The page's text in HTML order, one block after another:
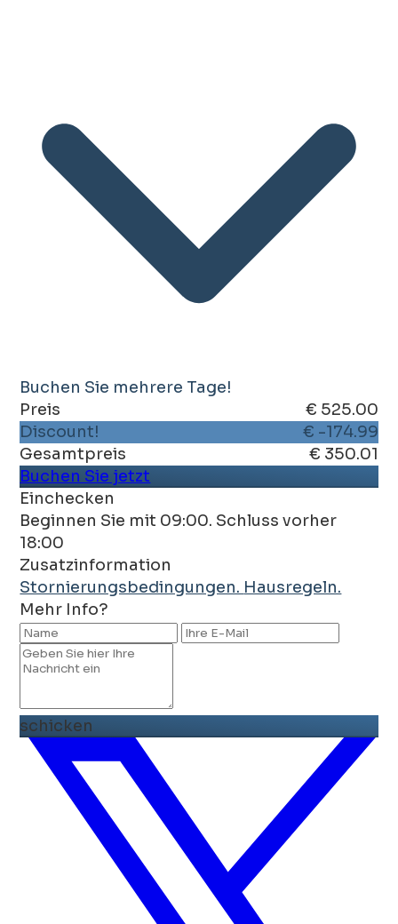
Buchen Sie mehrere Tage!
Preis
€ 525.00
Discount!
€ -174.99
Gesamtpreis
€ 350.01
Buchen Sie jetzt
Einchecken
Beginnen Sie mit 09:00. Schluss vorher
18:00
Zusatzinformation
Stornierungsbedingungen. Hausregeln.
Mehr Info?
schicken